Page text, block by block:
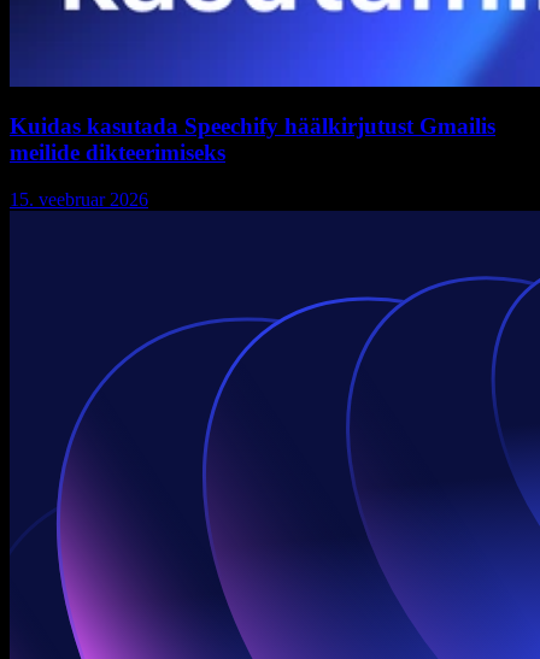
Kuidas kasutada Speechify häälkirjutust Gmailis
meilide dikteerimiseks
15. veebruar 2026